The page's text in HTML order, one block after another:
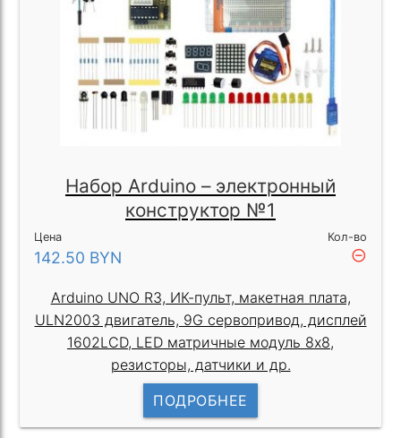
Набор Arduino – электронный
конструктор №1
Цена
142.50 BYN
Кол-во
remove_circle_outline
Arduino UNO R3, ИК-пульт, макетная плата,
ULN2003 двигатель, 9G сервопривод, дисплей
1602LCD, LED матричные модуль 8х8,
резисторы, датчики и др.
ПОДРОБНЕЕ